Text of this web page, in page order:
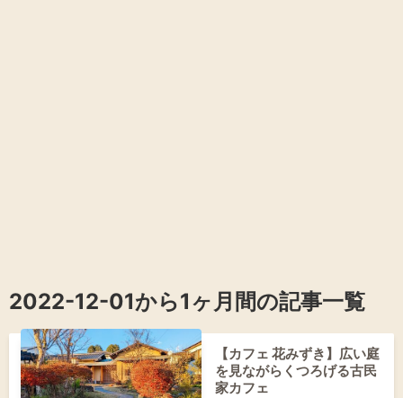
2022-12-01から1ヶ月間の記事一覧
【カフェ 花みずき】広い庭
を見ながらくつろげる古民
家カフェ